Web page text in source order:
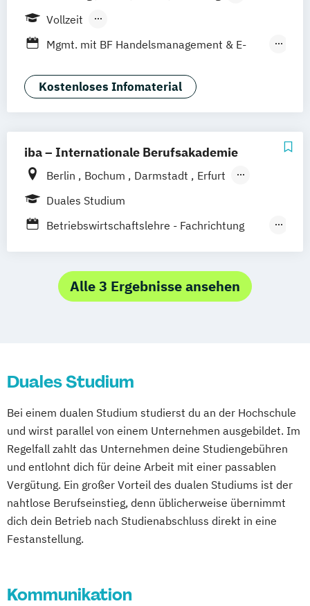
Mannheim
Stuttgart
Vollzeit
Berufsbegleitendes Präsenzstudium
Mgmt. mit BF Handelsmanagement & E-
Social Media Studies Sportmanagement
Kostenloses Infomaterial
iba – Internationale Berufsakademie
Berlin Bochum Darmstadt
Erfurt
Hamburg
Heidelberg
Online-Campus
Duales Studium
Betriebswirtschaftslehre - Fachrichtung
Marketingkommunikation / Public Relations
Alle 3 Ergebnisse ansehen
Duales Studium
Bei einem dualen Studium studierst du an der Hochschule
und wirst parallel von einem Unternehmen ausgebildet. Im
Regelfall zahlt das Unternehmen deine Studiengebühren
und entlohnt dich für deine Arbeit mit einer passablen
Vergütung. Ein großer Vorteil des dualen Studiums ist der
nahtlose Berufseinstieg, denn üblicherweise übernimmt
dich dein Betrieb nach Studienabschluss direkt in eine
Festanstellung.
Kommunikation